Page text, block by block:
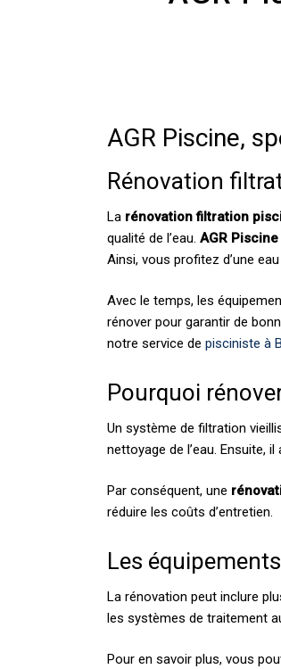
AGR Piscine,
Rénovation
La rénovation filtration
qualité de l’eau.AGR Piscine
Ainsi, vous profitez d’une
Avec le temps, les
rénover pour garantir de
notre service depisciniste à
Pourquoi
Un système de filtration
nettoyage de l’eau. Ensuite,
Par conséquent, une
réduire les coûts d’entretien.
Les
La rénovation peut inclure
les systèmes de traitement
Pour en savoir plus, vous